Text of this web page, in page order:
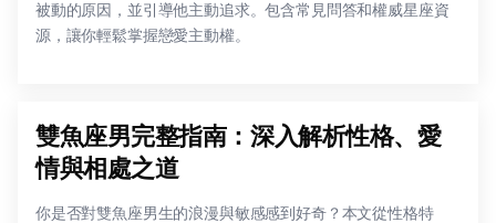
被動的原因，並引導他主動追求。包含常見問答和權威星座資
源，讓你輕鬆掌握戀愛主動權。
雙魚座男完整指南：深入解析性格、愛
情與相處之道
你是否對雙魚座男生的浪漫與敏感感到好奇？本文從性格特